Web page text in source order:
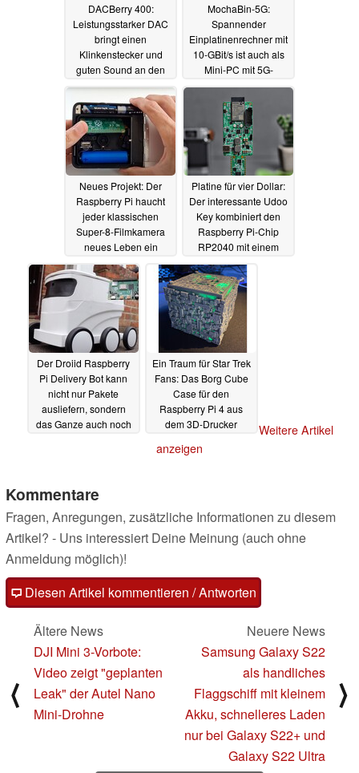
DACBerry 400:
Leistungsstarker DAC
bringt einen
Klinkenstecker und
guten Sound an den
Raspberry Pi05.10.2021
MochaBin-5G:
Spannender
Einplatinenrechner mit
10-GBit/s ist auch als
Mini-PC mit 5G-
Anbindung nutzbar
04.10.2021
Neues Projekt: Der
Raspberry Pi haucht
jeder klassischen
Super-8-Filmkamera
neues Leben ein
02.10.2021
Platine für vier Dollar:
Der interessante Udoo
Key kombiniert den
Raspberry Pi-Chip
RP2040 mit einem
ESP3202.10.2021
Der Droiid Raspberry
Pi Delivery Bot kann
nicht nur Pakete
ausliefern, sondern
das Ganze auch noch
Ein Traum für Star Trek
Fans: Das Borg Cube
Case für den
Raspberry Pi 4 aus
dem 3D-Drucker
Weitere Artikel
anzeigen
Kommentare
Fragen, Anregungen, zusätzliche Informationen zu diesem
Artikel? - Uns interessiert Deine Meinung (auch ohne
Anmeldung möglich)!
Diesen Artikel kommentieren / Antworten
⟨
Ältere News
DJI Mini 3-Vorbote:
Video zeigt "geplanten
Leak" der Autel Nano
Mini-Drohne
Neuere News
Samsung Galaxy S22
als handliches
Flaggschiff mit kleinem
Akku, schnelleres Laden
nur bei Galaxy S22+ und
Galaxy S22 Ultra
⟩